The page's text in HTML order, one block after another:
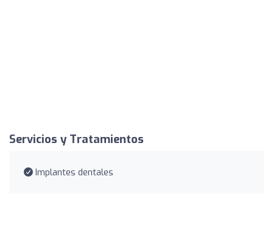
Servicios y Tratamientos
Implantes dentales